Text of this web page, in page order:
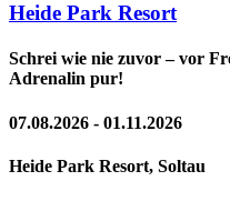
Heide Park Resort
Schrei wie nie zuvor – vor
Adrenalin pur!
07.08.2026 - 01.11.2026
Heide Park Resort, Soltau